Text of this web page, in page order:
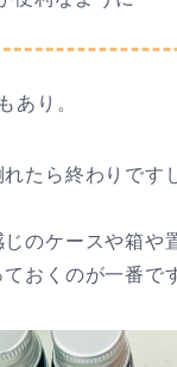
あり。
たら終わりです
じのケースや箱や
おくのが一番で